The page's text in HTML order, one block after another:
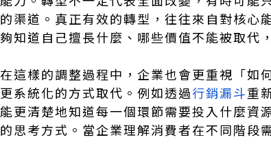
的渠道。真正有效的轉型，往往來自對核心
夠知道自己擅長什麼、哪些價值不能被取代
在這樣的調整過程中，企業也會更重視「如
更系統化的方式取代。例如透過行銷漏斗重
能更清楚地知道每一個環節需要投入什麼資
的思考方式。當企業理解消費者在不同階段